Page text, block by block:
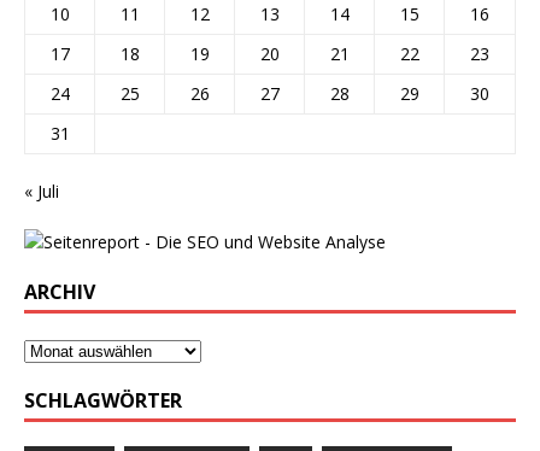
10
11 12 13 14 15
16
17
18 19 20 21 22
23
24
25 26 27 28 29
30
31
« Juli
ARCHIV
SCHLAGWÖRTER